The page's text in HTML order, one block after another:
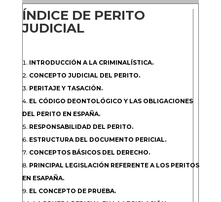
ÍNDICE DE PERITO
JUDICIAL
INTRODUCCIÓN A LA CRIMINALÍSTICA.
CONCEPTO JUDICIAL DEL PERITO.
PERITAJE Y TASACIÓN.
EL CÓDIGO DEONTOLÓGICO Y LAS OBLIGACIONES
DEL PERITO EN ESPAÑA.
RESPONSABILIDAD DEL PERITO.
ESTRUCTURA DEL DOCUMENTO PERICIAL.
CONCEPTOS BÁSICOS DEL DERECHO.
PRINCIPAL LEGISLACIÓN REFERENTE A LOS PERITOS
EN ESAPAÑA.
EL CONCEPTO DE PRUEBA.